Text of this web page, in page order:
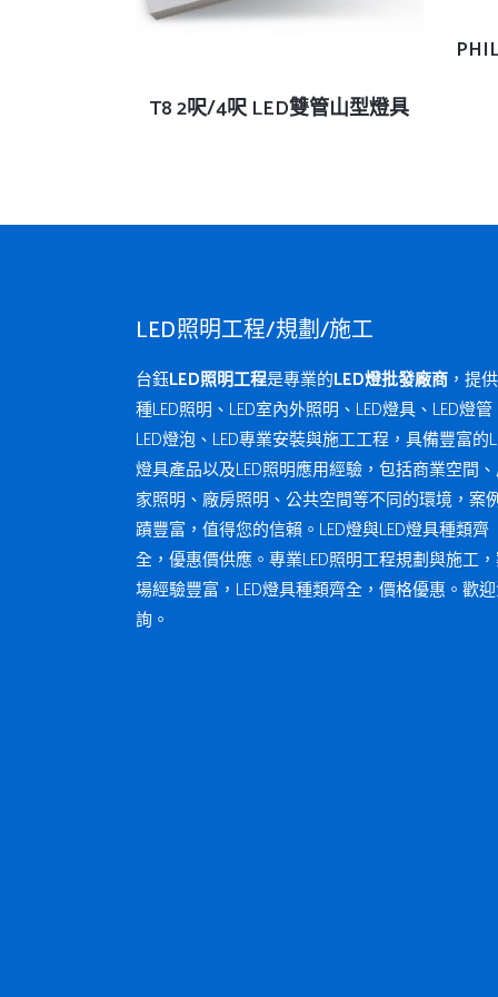
查看內容
T8 2呎/4呎 LED雙管山型燈具
LED照明工程/規劃/施工
台鈺LED照明工程是專業的LED燈批發廠商 ，提
種LED照明、LED室內外照明、LED燈具、LED燈
LED燈泡、LED專業安裝與施工工程，具備豐富的
燈具產品以及LED照明應用經驗，包括商業空間
家照明、廠房照明、公共空間等不同的環境，案
蹟豐富，值得您的信賴。LED燈與LED燈具種類齊
全，優惠價供應。專業LED照明工程規劃與施工
場經驗豐富，LED燈具種類齊全，價格優惠。歡
詢。